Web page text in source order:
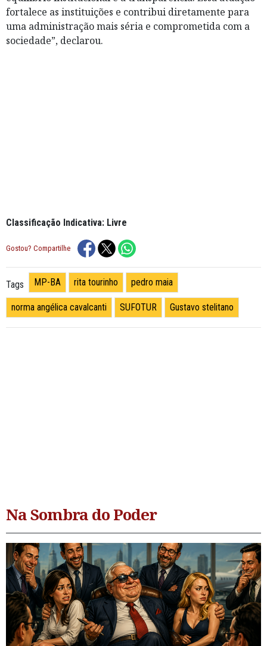
fortalece as instituições e contribui diretamente para
uma administração mais séria e comprometida com a
sociedade”, declarou.
Classificação Indicativa: Livre
Gostou? Compartilhe
Tags MP-BA rita tourinho pedro maia
norma angélica cavalcanti SUFOTUR Gustavo stelitano
Na Sombra do Poder